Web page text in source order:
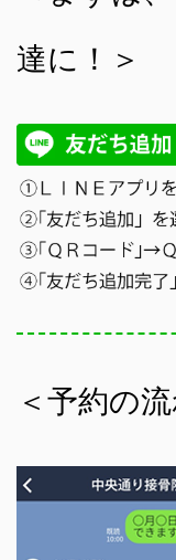
達に！＞
＜予約の流